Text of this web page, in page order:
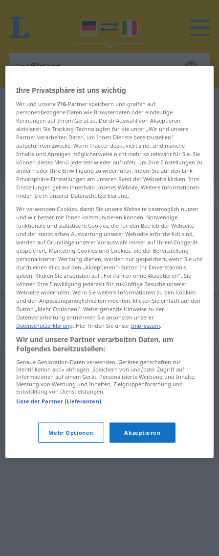
Deutsch-Italienisch Wörterbuch ineffizient
Deutsch-Italienisch Übersetzung
für "ineffizient"
"ineffizient" Italienisch Übersetzung
„ineffizient“: Adjektiv
ineffizientadj
Übersicht aller Übersetzungen
(Für mehr Details die Übersetzung anklicken/antippen)
inefficiente
inefficiente ineffizient
Ihre Privatsphäre ist uns wichtig
Wir und unsere716-Partner speichern und greifen auf
personenbezogene Daten wie Browserdaten oder eindeutige
Kennungen auf Ihrem Gerät zu. Durch Auswahl von Akzeptieren
aktivieren Sie Tracking-Technologien für die unter „Wir und unsere
Partner verarbeiten Daten, um Ihnen Dienste bereitzustellen“
aufgeführten Zwecke. Wenn Tracker deaktiviert sind, sind manche
Inhalte und Anzeigen möglicherweise nicht mehr so relevant für Sie. Sie
können dieses Menü jederzeit wieder aufrufen, um Ihre Einstellungen zu
ändern oder Ihre Einwilligung zu widerrufen, indem Sie auf den Link
Privatsphäre-Einstellungen am unteren Rand der Webseite klicken. Ihre
Einstellungen gelten innerhalb unseres Website. Weitere Informationen
finden Sie in unserer Datenschutzerklärung.
Wir verwenden Cookies, damit Sie unsere Webseite bestmöglich nutzen
und wir besser mit Ihnen kommunizieren können. Notwendige,
funktionale und statistische Cookies, die für den Betrieb der Webseite
und der statistischen Auswertung unserer Webseite erforderlich sind,
werden auf Grundlage unserer Vorauswahl immer auf Ihrem Endgerät
gespeichert. Marketing-Cookies und Cookies, die der Bereitstellung
personalisierter Werbung dienen, werden nur gespeichert, wenn Sie uns
durch einen Klick auf den „Akzeptieren“-Button Ihr Einverständnis
geben. Klicken Sie ansonsten auf „Fortfahren ohne Akzeptieren“. Sie
können Ihre Einwilligung jederzeit für zukünftige Besuche unserer
Webseite widerrufen. Wenn Sie weitere Informationen zu den Cookies
und den Anpassungsmöglichkeiten möchten, klicken Sie einfach auf den
Button „Mehr Optionen“. Weitergehende Hinweise zu der
Datenverarbeitung entnehmen Sie ansonsten unserer
Datenschutzerklärung. Hier finden Sie unserImpressum.
Wir und unsere Partner verarbeiten Daten, um
Folgendes bereitzustellen:
Genaue Geolocation-Daten verwenden. Geräteeigenschaften zur
Identifikation aktiv abfragen. Speichern von und/oder Zugriff auf
Informationen auf einem Gerät. Personalisierte Werbung und Inhalte,
Messung von Werbung und Inhalten, Zielgruppenforschung und
Entwicklung von Dienstleistungen.
Liste der Partner (Lieferanten)
Mehr Optionen Akzeptieren